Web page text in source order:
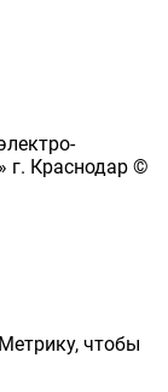
г. Краснодар ©
чтобы